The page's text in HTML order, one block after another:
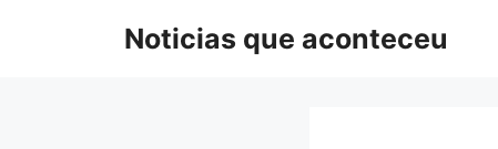
Noticias que aconteceu